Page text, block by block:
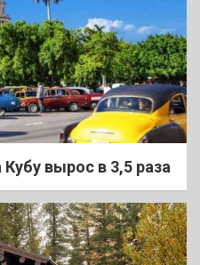
вырос в 3,5 раза